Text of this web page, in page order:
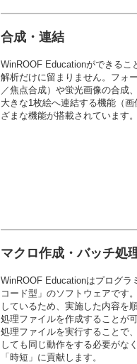
合成・連結
WinROOF Educationができるこ
解析だけに留まりません。フォ
／焦点合成）や蛍光画像の合成
大きな1枚絵へ連結する機能（
ざまな機能が搭載されています。
マクロ作成・バッチ処
WinROOF Educationはプログラ
コード型」のソフトウェアです
しているため、実施した内容を
処理ファイルを作成することが
処理ファイルを実行することで
しても同じ動作をする必要がな
「時短」に貢献します。